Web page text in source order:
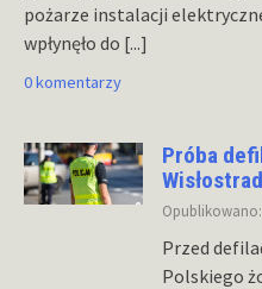
pożarze instalacji
wpłynęło do [...]
0 komentarzy
Próba
Opublikowano:
Przed
Polskiego